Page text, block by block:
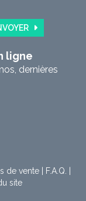
ligne
dernières
de vente| F.A.Q.
site